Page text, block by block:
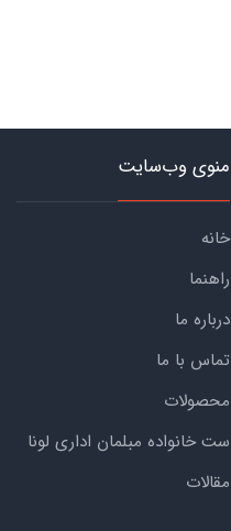
منوی وب‌سایت
خانه
راهنما
درباره ما
تماس با ما
محصولات
ست خانواده مبلمان اداری لونا
مقالات